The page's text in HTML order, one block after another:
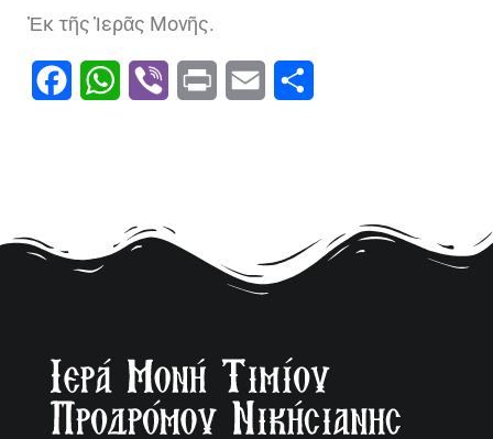
Ἐκ τῆς Ἱερᾶς Μονῆς.
FacebookWhatsApp
Viber Print Email